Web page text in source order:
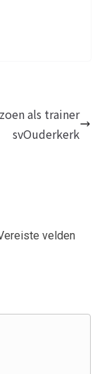
als trainer
svOuderkerk
velden